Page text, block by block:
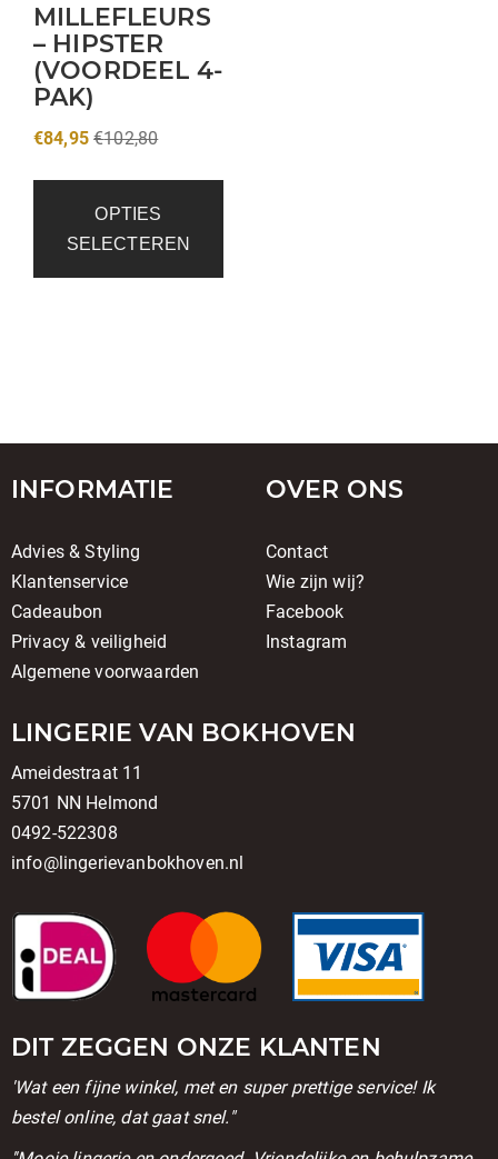
MILLEFLEURS
– HIPSTER
(VOORDEEL 4-
PAK)
€84,95 €102,80
OPTIES
SELECTEREN
INFORMATIE
Advies & Styling
Klantenservice
Cadeaubon
Privacy & veiligheid
Algemene voorwaarden
OVER ONS
Contact
Wie zijn wij?
Facebook
Instagram
LINGERIE VAN BOKHOVEN
Ameidestraat 11
5701 NN Helmond
0492-522308
info@lingerievanbokhoven.nl
DIT ZEGGEN ONZE KLANTEN
'Wat een fijne winkel, met en super prettige service! Ik
bestel online, dat gaat snel."